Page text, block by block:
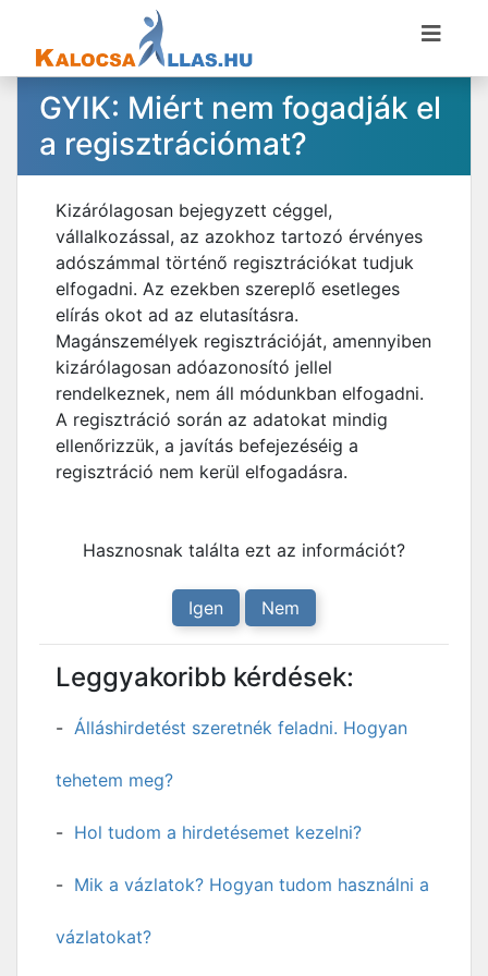
GYIK: Miért nem fogadják el
a regisztrációmat?
Kizárólagosan bejegyzett céggel,
vállalkozással, az azokhoz tartozó érvényes
adószámmal történő regisztrációkat tudjuk
elfogadni. Az ezekben szereplő esetleges
elírás okot ad az elutasításra.
Magánszemélyek regisztrációját, amennyiben
kizárólagosan adóazonosító jellel
rendelkeznek, nem áll módunkban elfogadni.
A regisztráció során az adatokat mindig
ellenőrizzük, a javítás befejezéséig a
regisztráció nem kerül elfogadásra.
Hasznosnak találta ezt az információt?
Igen Nem
Leggyakoribb kérdések:
Álláshirdetést szeretnék feladni. Hogyan
tehetem meg?
Hol tudom a hirdetésemet kezelni?
Mik a vázlatok? Hogyan tudom használni a
vázlatokat?